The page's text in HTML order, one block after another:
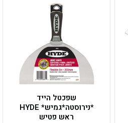
שפכטל הייד
*נירוסטה*גמיש* HYDE
ראש פטיש
זה
יש
מספר
סוגים.
ניתן
לבחור
את
האפשרויות
המוצר